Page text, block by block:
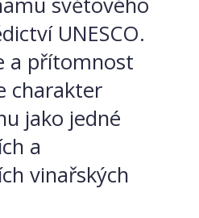
UNESCO.
a přítomnost
charakter
jako jedné
a
vinařských